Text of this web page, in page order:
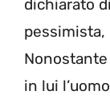
dichiarato
in lui